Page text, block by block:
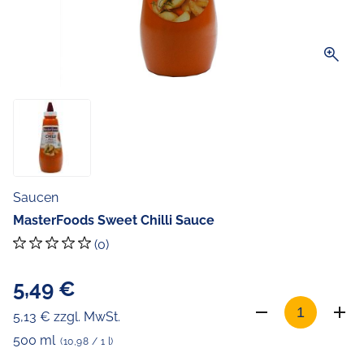
zoom_in
Saucen
MasterFoods Sweet Chilli Sauce
(0)
5,49 €
5,13 € zzgl. MwSt.
500 ml (10,98 / 1 l)